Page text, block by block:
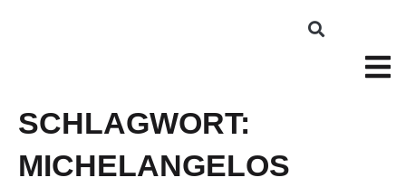
SCHLAGWORT:
MICHELANGELOS